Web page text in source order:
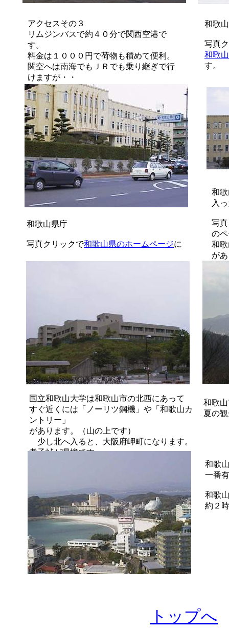
アクセスその３
リムジンバスで約４０分で関西空港で
す。
料金は１０００円で荷物も積めて便利。
関空へは南海でもＪＲでも乗り継ぎで行
けますが・・
和歌
写真
和歌
す。
和歌山県庁
写真クリックで和歌山県のホームページに
和
入
写
の
和
が
国立和歌山大学は和歌山市の北西にあって
すぐ近くには「ノーリツ鋼機」や「和歌山カ
ントリー」
があります。（山の上です）
少し北へ入ると、大阪府岬町になります。
孝子峠が県境です
和歌
夏の
和歌
一番
和歌
約２
トップへ